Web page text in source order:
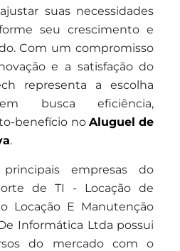
suas necessidades
seu crescimento e
Com um compromisso
e a satisfação do
representa a escolha
busca eficiência,
benefício no Aluguel de
.
empresas do
de TI - Locação de
Locação E Manutenção
Informática Ltda possui
do mercado com o